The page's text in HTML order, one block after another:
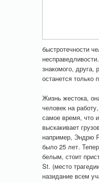
быстротечности
знакомого, друга,
останется только
Жизнь жестока,
человек на
самое время, что
выскакивает
например, Эндрю
было 25 лет.
белым, стоит
St. (место
назидание всем